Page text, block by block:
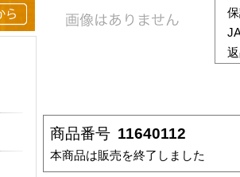
商品番号 11640112
本商品は販売を終了しました